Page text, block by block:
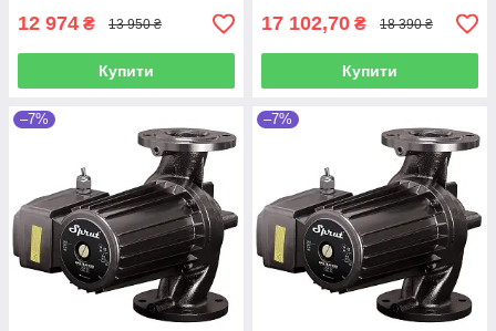
12 974 ₴ 13 950 ₴
Купити
17 102,70 ₴ 18 390 ₴
Купити
–7% –7%